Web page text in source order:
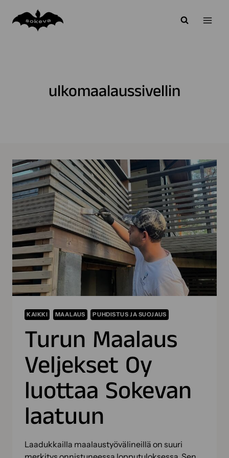
sisältöön
ulkomaalaussivellin
KAIKKI MAALAUS PUHDISTUS JA SUOJAUS
Turun Maalaus
Veljekset Oy
luottaa Sokevan
laatuun
Laadukkailla maalaustyövälineillä on suuri